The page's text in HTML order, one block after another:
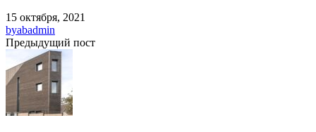
15 октября, 2021
byabadmin
Предыдущий пост